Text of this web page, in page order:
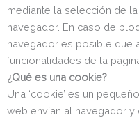
mediante la selección de
navegador. En caso de
navegador es posible que
funcionalidades de la
¿Qué es una cookie?
Una ‘cookie’ es un
web envían al navegador y